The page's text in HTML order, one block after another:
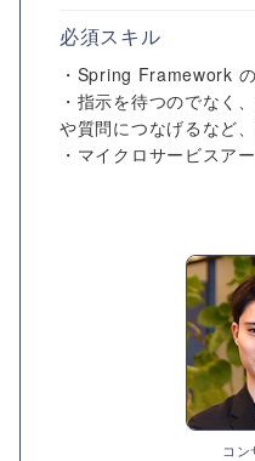
必須スキル
・Spring Framework
・指示を待つのでなく
や質問につなげるなど
・マイクロサービスア
コン